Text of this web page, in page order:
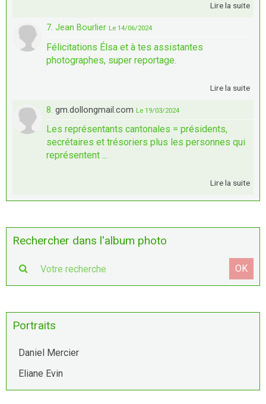
Lire la suite
7. Jean Bourlier Le 14/06/2024
Félicitations Élsa et à tes assistantes
photographes, super reportage.
Lire la suite
8. gm.dollongmail.com Le 19/03/2024
Les représentants cantonales = présidents,
secrétaires et trésoriers plus les personnes qui
représentent ...
Lire la suite
Rechercher dans l'album photo
OK
Portraits
Daniel Mercier
Eliane Evin